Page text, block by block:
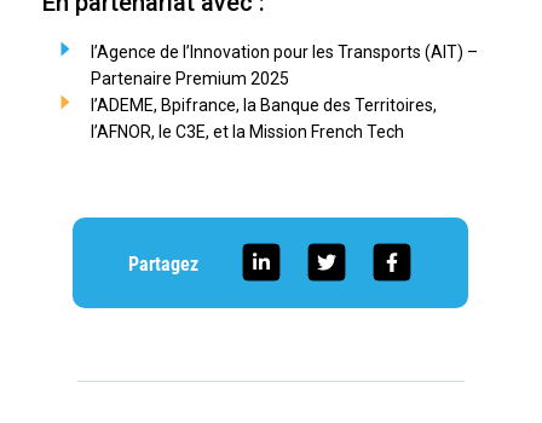
l’Agence de l’Innovation pour les Transports (AIT) –
Partenaire Premium 2025
l’ADEME, Bpifrance, la Banque des Territoires,
l’AFNOR, le C3E, et la Mission French Tech
Partagez